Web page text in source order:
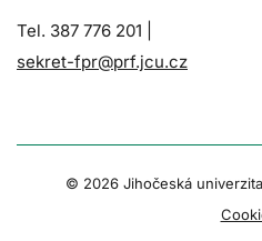
Tel. 387 776 201 |
sekret-fpr@prf.jcu.cz
© 2026 Jihočeská